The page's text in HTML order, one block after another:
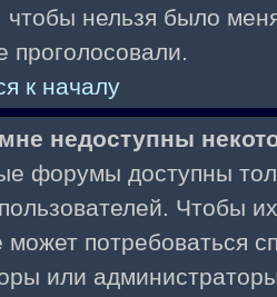
чтобы нельзя было
проголосовали.
к началу
недоступны
форумы доступны
Чтобы
может потребоваться
или